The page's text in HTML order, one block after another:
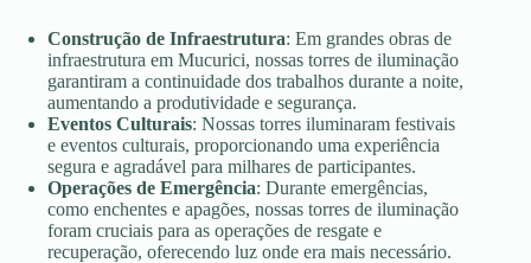
Construção de Infraestrutura: Em grandes obras de
infraestrutura em Mucurici, nossas torres de iluminação
garantiram a continuidade dos trabalhos durante a noite,
aumentando a produtividade e segurança.
Eventos Culturais: Nossas torres iluminaram festivais
e eventos culturais, proporcionando uma experiência
segura e agradável para milhares de participantes.
Operações de Emergência: Durante emergências,
como enchentes e apagões, nossas torres de iluminação
foram cruciais para as operações de resgate e
recuperação, oferecendo luz onde era mais necessário.